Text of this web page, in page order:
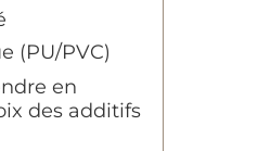
(PU/PVC)
en
des additifs